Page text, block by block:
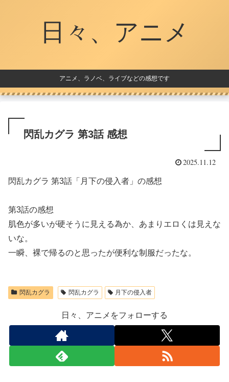
日々、アニメ
アニメ、ラノベ、ライブなどの感想です
閃乱カグラ 第3話 感想
2025.11.12
閃乱カグラ 第3話「月下の侵入者」の感想
第3話の感想
肌色が多いが硬そうに見える為か、あまりエロくは見えな
いな。
一瞬、裸で帰るのと思ったが便利な制服だったな。
閃乱カグラ 閃乱カグラ 月下の侵入者
日々、アニメをフォローする